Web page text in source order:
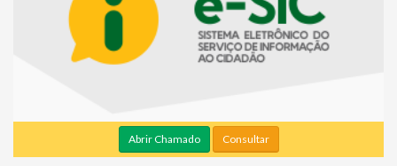
Abrir Chamado Consultar